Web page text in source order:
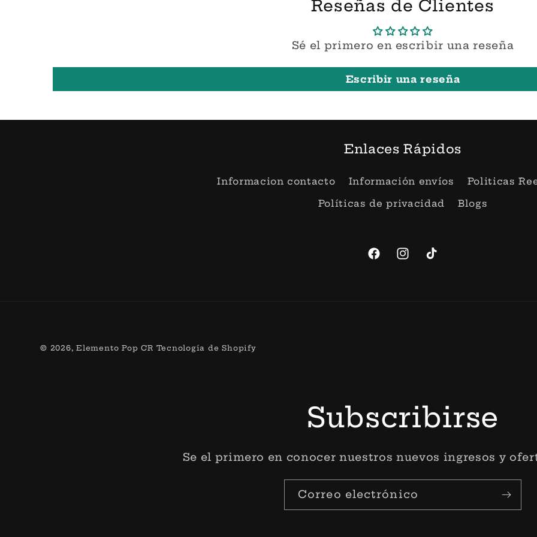
Reseñas de Clientes
Sé el primero en escribir una reseña
Escribir una reseña
Enlaces Rápidos
Informacion contacto Información envíos
Politicas
Políticas de privacidad
Blogs
FacebookInstagram
TikTok
© 2026,Elemento Pop CR Tecnología de Shopify
Subscribirse
Se el primero en conocer nuestros nuevos ingresos y
Correo electrónico